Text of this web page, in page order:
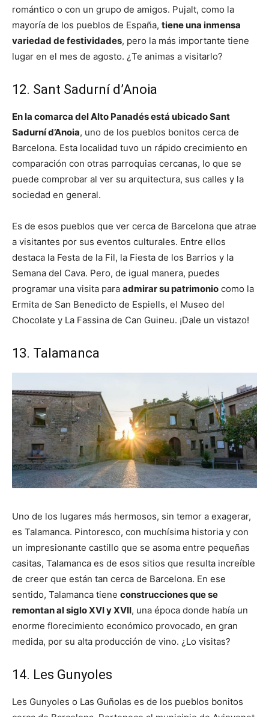
romántico o con un grupo de amigos. Pujalt, como la
mayoría de los pueblos de España, tiene una inmensa
variedad de festividades, pero la más importante tiene
lugar en el mes de agosto. ¿Te animas a visitarlo?
12. Sant Sadurní d’Anoia
En la comarca del Alto Panadés está ubicado Sant
Sadurní d’Anoia, uno de los pueblos bonitos cerca de
Barcelona. Esta localidad tuvo un rápido crecimiento en
comparación con otras parroquias cercanas, lo que se
puede comprobar al ver su arquitectura, sus calles y la
sociedad en general.
Es de esos pueblos que ver cerca de Barcelona que atrae
a visitantes por sus eventos culturales. Entre ellos
destaca la Festa de la Fil, la Fiesta de los Barrios y la
Semana del Cava. Pero, de igual manera, puedes
programar una visita para admirar su patrimonio como la
Ermita de San Benedicto de Espiells, el Museo del
Chocolate y La Fassina de Can Guineu. ¡Dale un vistazo!
13. Talamanca
Uno de los lugares más hermosos, sin temor a exagerar,
es Talamanca. Pintoresco, con muchísima historia y con
un impresionante castillo que se asoma entre pequeñas
casitas, Talamanca es de esos sitios que resulta increíble
de creer que están tan cerca de Barcelona. En ese
sentido, Talamanca tiene construcciones que se
remontan al siglo XVI y XVII, una época donde había un
enorme florecimiento económico provocado, en gran
medida, por su alta producción de vino. ¿Lo visitas?
14. Les Gunyoles
Les Gunyoles o Las Guñolas es de los pueblos bonitos